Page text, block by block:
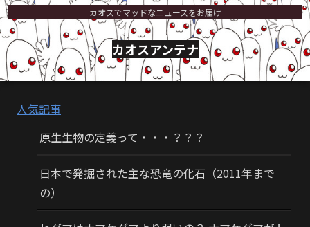
カオスでマッドなニュースをお届け
カオスアンテナ
人気記事
原生生物の定義って・・・？？？
日本で発掘された主な恐竜の化石（2011年まで
の）